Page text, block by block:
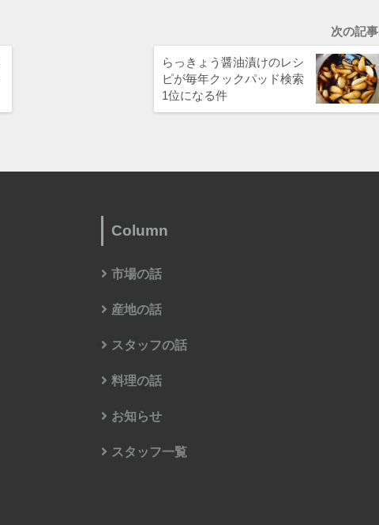
次の記事
らっきょう醤油漬けのレシ
ピが毎年クックパッド検索
1位になる件
Column
市場の話
産地の話
スタッフの話
料理の話
お知らせ
スタッフ一覧